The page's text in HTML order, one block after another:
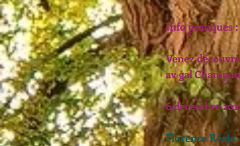
Info pratiques :
Venez
av gal
6 décembre
Florence Réale